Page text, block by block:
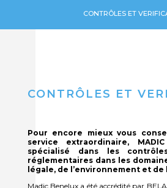
CONTRÔLES ET
CONTRÔLES ET
Pour encore mieux vous
service extraordinaire,
spécialisé dans les
réglementaires dans les
légale, de l’environnement et
Madic Benelux a été accrédité par